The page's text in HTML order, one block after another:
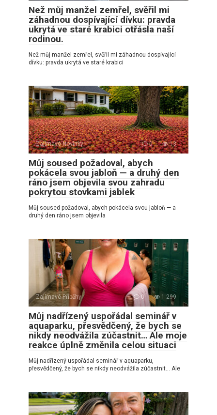
Než můj manžel zemřel, svěřil mi
záhadnou dospívající dívku: pravda
ukrytá ve staré krabici otřásla naší
rodinou.
Než můj manžel zemřel, svěřil mi záhadnou dospívající
dívku: pravda ukrytá ve staré krabici
Zajímavé Novinky 0 13
Můj soused požadoval, abych
pokácela svou jabloň — a druhý den
ráno jsem objevila svou zahradu
pokrytou stovkami jablek
Můj soused požadoval, abych pokácela svou jabloň — a
druhý den ráno jsem objevila
Zajímavé Příběhy 0 1 299
Můj nadřízený uspořádal seminář v
aquaparku, přesvědčený, že bych se
nikdy neodvážila zúčastnit… Ale moje
reakce úplně změnila celou situaci
Můj nadřízený uspořádal seminář v aquaparku,
přesvědčený, že bych se nikdy neodvážila zúčastnit… Ale